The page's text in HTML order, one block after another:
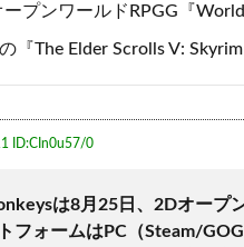
プンワールドRPGG『
『The Elder Scrolls V:
ID:CIn0u57/0
は8月25日、2Dオープ
フォームはPC（Steam/